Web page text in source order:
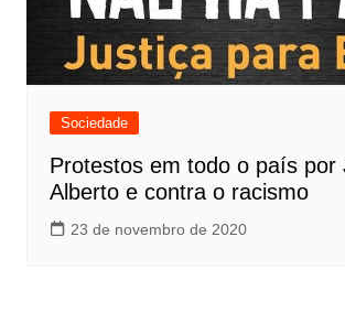
Sociedade
Protestos em todo o país por
Alberto e contra o racismo
23 de novembro de 2020